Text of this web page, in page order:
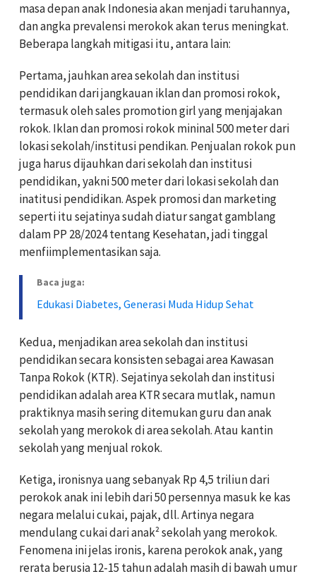
masa depan anak Indonesia akan menjadi taruhannya,
dan angka prevalensi merokok akan terus meningkat.
Beberapa langkah mitigasi itu, antara lain:
Pertama, jauhkan area sekolah dan institusi
pendidikan dari jangkauan iklan dan promosi rokok,
termasuk oleh sales promotion girl yang menjajakan
rokok. Iklan dan promosi rokok mininal 500 meter dari
lokasi sekolah/institusi pendikan. Penjualan rokok pun
juga harus dijauhkan dari sekolah dan institusi
pendidikan, yakni 500 meter dari lokasi sekolah dan
inatitusi pendidikan. Aspek promosi dan marketing
seperti itu sejatinya sudah diatur sangat gamblang
dalam PP 28/2024 tentang Kesehatan, jadi tinggal
menfiimplementasikan saja.
Baca juga:
Edukasi Diabetes, Generasi Muda Hidup Sehat
Kedua, menjadikan area sekolah dan institusi
pendidikan secara konsisten sebagai area Kawasan
Tanpa Rokok (KTR). Sejatinya sekolah dan institusi
pendidikan adalah area KTR secara mutlak, namun
praktiknya masih sering ditemukan guru dan anak
sekolah yang merokok di area sekolah. Atau kantin
sekolah yang menjual rokok.
Ketiga, ironisnya uang sebanyak Rp 4,5 triliun dari
perokok anak ini lebih dari 50 persennya masuk ke kas
negara melalui cukai, pajak, dll. Artinya negara
mendulang cukai dari anak² sekolah yang merokok.
Fenomena ini jelas ironis, karena perokok anak, yang
rerata berusia 12-15 tahun adalah masih di bawah umur